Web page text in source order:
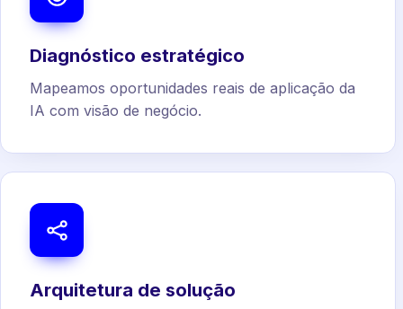
Diagnóstico estratégico
Mapeamos oportunidades reais de aplicação da
IA com visão de negócio.
Arquitetura de solução